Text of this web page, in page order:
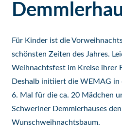
Für Kinder ist die
schönsten Zeiten des Jahres.
Weihnachtsfest im Kreise ihrer
Deshalb initiiert die WEMAG in
6. Mal für die ca. 20 Mädchen
Schweriner Demmlerhauses
Wunschweihnachtsbaum.